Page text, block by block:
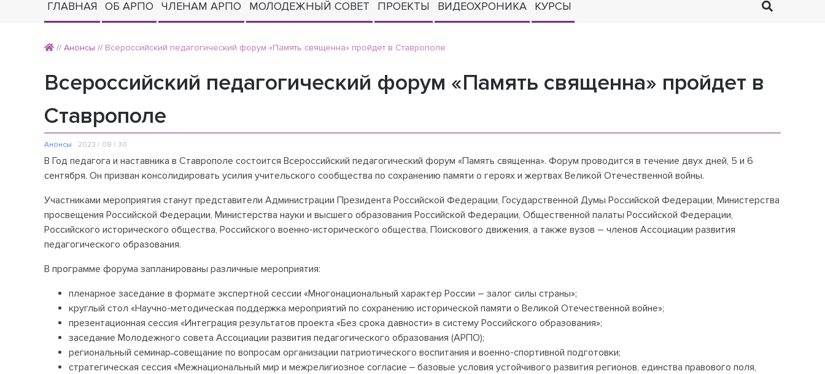
ГЛАВНАЯ ОБ АРПО ЧЛЕНАМ АРПО МОЛОДЕЖНЫЙ СОВЕТ ПРОЕКТЫ ВИДЕОХРОНИКА КУРСЫ
// Анонсы // Всероссийский педагогический форум «Память священна» пройдет в Ставрополе
Всероссийский педагогический форум «Память священна» пройдет в
Ставрополе
Анонсы 2023 / 08 / 30
В Год педагога и наставника в Ставрополе состоится Всероссийский педагогический форум «Память священна». Форум проводится в течение двух дней, 5 и 6
сентября. Он призван консолидировать усилия учительского сообщества по сохранению памяти о героях и жертвах Великой Отечественной войны.
Участниками мероприятия станут представители Администрации Президента Российской Федерации, Государственной Думы Российской Федерации, Министерства
просвещения Российской Федерации, Министерства науки и высшего образования Российской Федерации, Общественной палаты Российской Федерации,
Российского исторического общества, Российского военно-исторического общества, Поискового движения, а также вузов – членов Ассоциации развития
педагогического образования.
В программе форума запланированы различные мероприятия:
пленарное заседание в формате экспертной сессии «Многонациональный характер России – залог силы страны»;
круглый стол «Научно-методическая поддержка мероприятий по сохранению исторической памяти о Великой Отечественной войне»;
презентационная сессия «Интеграция результатов проекта «Без срока давности» в систему Российского образования»;
заседание Молодежного совета Ассоциации развития педагогического образования (АРПО);
региональный семинар˗совещание по вопросам организации патриотического воспитания и военно-спортивной подготовки;
стратегическая сессия «Межнациональный мир и межрелигиозное согласие ‒ базовые условия устойчивого развития регионов, единства правового поля,